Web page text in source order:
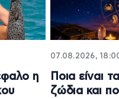
η
07.08.2026,
Ποια είναι
ζώδια και